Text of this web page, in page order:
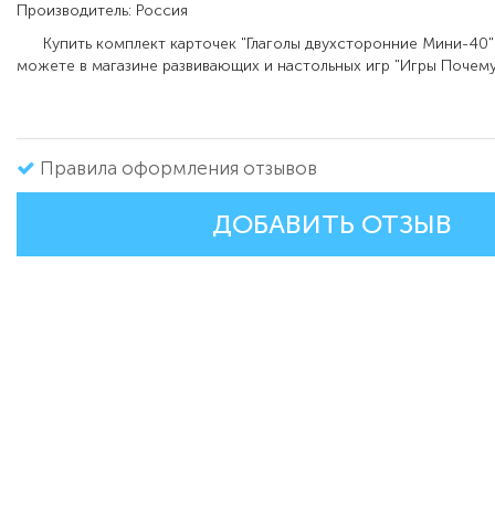
Производитель: Россия
Купить комплект карточек "Глаголы двухсторонние Мини-
можете в магазине развивающих и настольных игр "Игры
Правила оформления отзывов
ДОБАВИТЬ ОТЗЫВ